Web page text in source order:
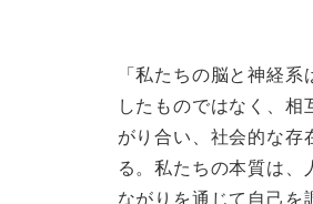
「私たちの脳と神経系
したものではなく、相
がり合い、社会的な存
る。私たちの本質は、
ながりを通じて自己を